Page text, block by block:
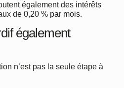
également des intérêts
de 0,20 % par mois.
également
n’est pas la seule étape à